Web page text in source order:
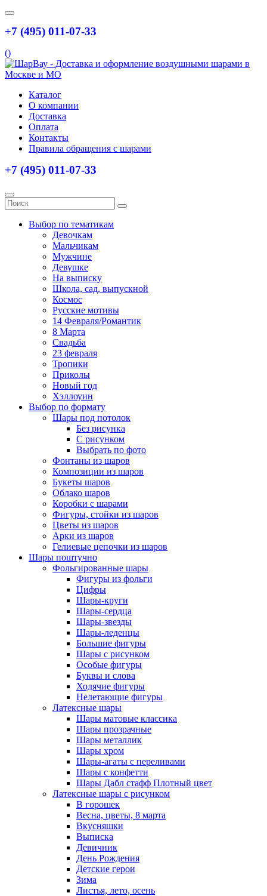
+7 (495) 011-07-33
()
Каталог
О компании
Доставка
Оплата
Контакты
Правила обращения с шарами
+7 (495) 011-07-33
Выбор по тематикам
Девочкам
Мальчикам
Мужчине
Девушке
На выписку
Школа, сад, выпускной
Космос
Русские мотивы
14 Февраля/Романтик
8 Марта
Свадьба
23 февраля
Тропики
Приколы
Новый год
Хэллоуин
Выбор по формату
Шары под потолок
Без рисунка
С рисунком
Выбрать по фото
Фонтаны из шаров
Композиции из шаров
Букеты шаров
Облако шаров
Коробки с шарами
Фигуры, стойки из шаров
Цветы из шаров
Арки из шаров
Гелиевые цепочки из шаров
Шары поштучно
Фольгированные шары
Фигуры из фольги
Цифры
Шары-круги
Шары-сердца
Шары-звезды
Шары-леденцы
Большие фигуры
Шары с рисунком
Особые фигуры
Буквы и слова
Ходячие фигуры
Нелетающие фигуры
Латексные шары
Шары матовые классика
Шары прозрачные
Шары металлик
Шары хром
Шары-агаты с переливами
Шары с конфетти
Шары Дабл стафф Плотный цвет
Латексные шары с рисунком
В горошек
Весна, цветы, 8 марта
Вкусняшки
Выписка
Девичник
День Рождения
Детские герои
Зима
Листья, лето, осень